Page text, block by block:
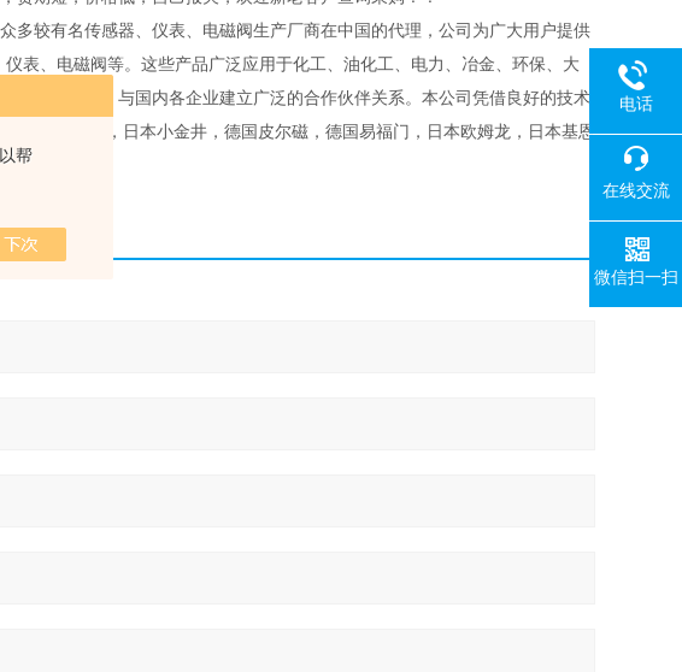
帮
较有名传感器、仪表、电磁阀生产厂商在中国的代理，公司为广大用户提供
表、电磁阀等。这些产品广泛应用于化工、油化工、电力、冶金、环保、大
务这为宗旨。与国内各企业建立广泛的合作伙伴关系。本公司凭借良好的技术
，日本CKD，日本小金井，德国皮尔磁，德国易福门，日本欧姆龙，日本基恩
电话
在线交流
微信扫一扫